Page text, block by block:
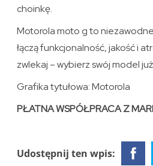
choinkę.
Motorola moto g to
łączą funkcjonalność, jakość i
zwlekaj – wybierz swój model
Grafika tytułowa: Motorola
PŁATNA WSPÓŁPRACA Z
Udostępnij ten wpis: